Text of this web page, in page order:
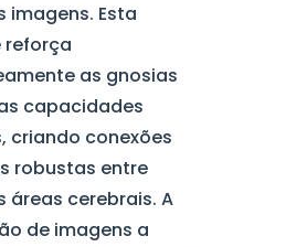
imagens. Esta
as gnosias
capacidades
criando conexões
robustas entre
áreas cerebrais. A
de imagens a